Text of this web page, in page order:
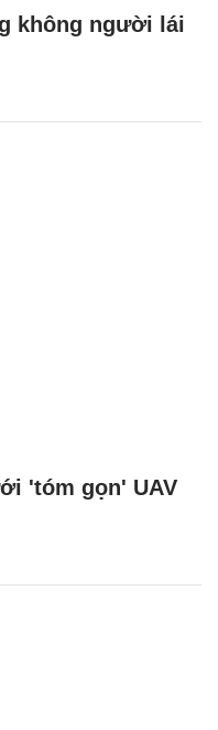
không người lái
'tóm gọn' UAV